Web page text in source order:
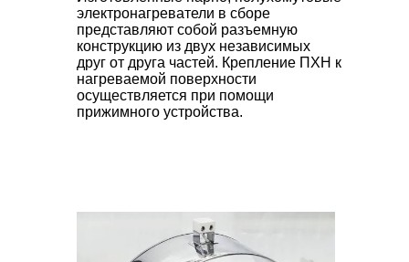
электронагреватели в сборе
представляют собой разъемную
конструкцию из двух независимых
друг от друга частей. Крепление ПХН к
нагреваемой поверхности
осуществляется при помощи
прижимного устройства.